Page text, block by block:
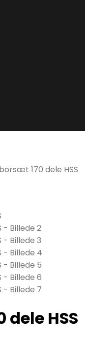
170 dele HSS
HSS